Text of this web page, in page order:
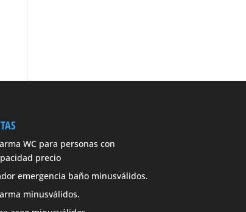
WC para personas con
precio
emergencia baño minusválidos.
minusválidos.